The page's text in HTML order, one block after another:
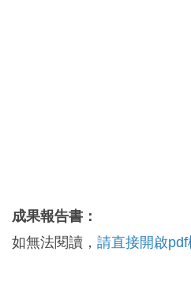
成果報告書：
如無法閱讀， 請直接開啟pdf